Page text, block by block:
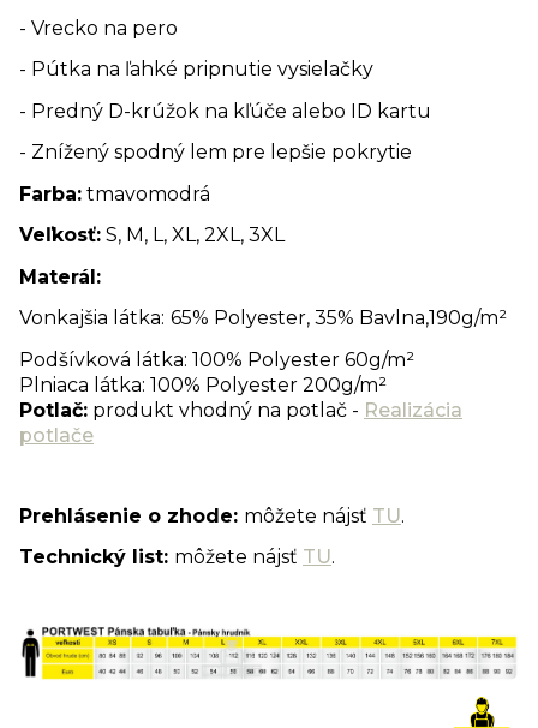
- Vrecko na pero
- Pútka na ľahké pripnutie vysielačky
- Predný D-krúžok na kľúče alebo ID kartu
- Znížený spodný lem pre lepšie pokrytie
Farba: tmavomodrá
Veľkosť: S, M, L, XL, 2XL, 3XL
Materál:
Vonkajšia látka: 65% Polyester, 35% Bavlna,190g/m²
Podšívková látka: 100% Polyester 60g/m²
Plniaca látka: 100% Polyester 200g/m²
Potlač: produkt vhodný na potlač - Realizácia
potlače
Prehlásenie o zhode: môžete nájsť TU.
Technický list: môžete nájsť TU.